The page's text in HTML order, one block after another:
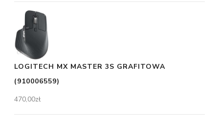
LOGITECH MX MASTER 3S GRAFITOWA
(910006559)
470,00zł